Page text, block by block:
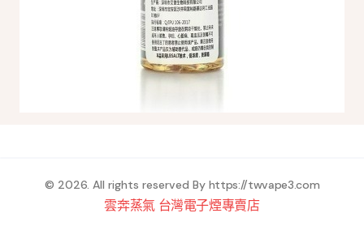
© 2026. All rights reserved By https://twvape3.com
雲奔蒸氣 台灣電子煙專賣店